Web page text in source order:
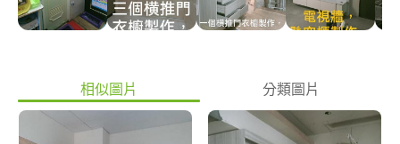
府施工， 帆船世界木作裝修房屋修繕工程敬啓，
相似圖片 分類圖片